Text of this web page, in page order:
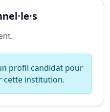
profil candidat pour
cette institution.